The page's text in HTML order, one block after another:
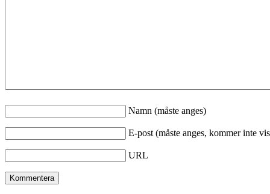
Namn (måste anges)
E-post (måste anges, kommer inte
URL